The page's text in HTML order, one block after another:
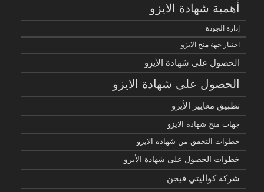
أهمية شهادة الايزو
إدارة الجودة
اختيار جهة منح الايزو
الحصول على شهادة الأيزو
الحصول على شهادة الايزو
تطبيق معايير الأيزو
جهات منح شهادة الايزو
خطوات التحقق من شهادة الايزو
خطوات الحصول على شهادة الأيزو
شركة كواليتي فيجن